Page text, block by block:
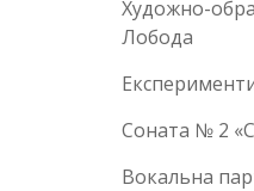
Художно-
Лобода
Соната № 2
Вокальна